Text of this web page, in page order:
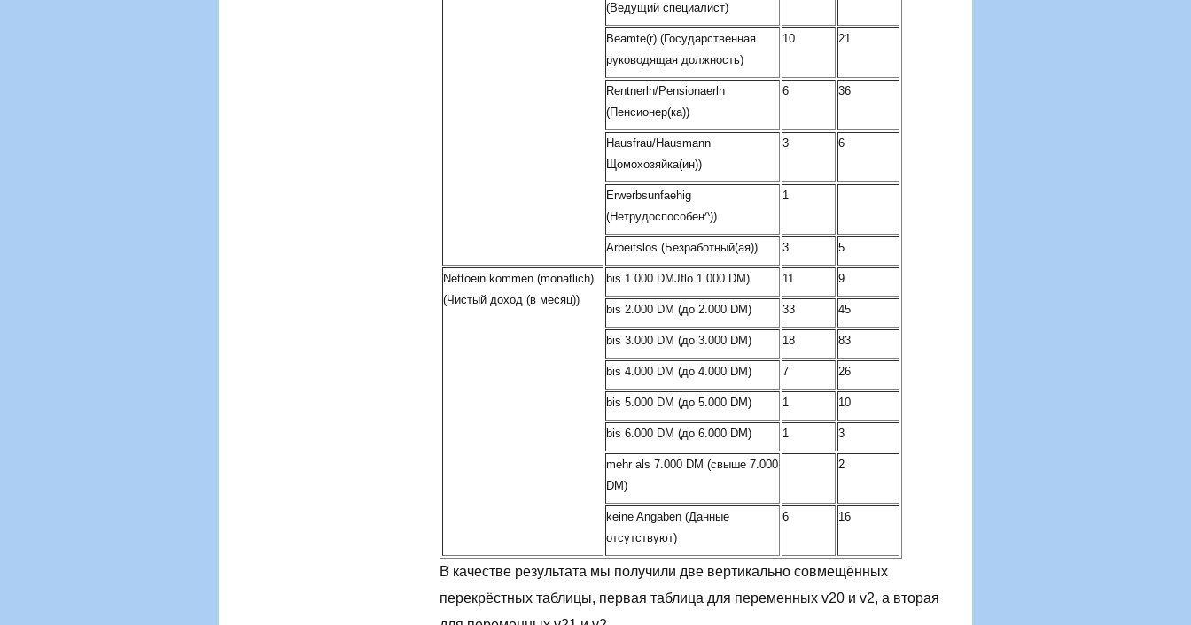
(Ведущий специалист)
Beamte(r) (Государственная
руководящая должность)
10 21
Rentnerln/Pensionaerln
(Пенсионер(ка))
6 36
Hausfrau/Hausmann
Щомохозяйка(ин))
3 6
Erwerbsunfaehig
(Нетрудоспособен^))
1
Arbeitslos (Безработный(ая)) 3 5
Nettoein kommen (monatlich)
(Чистый доход (в месяц))
bis 1.000 DMJflo 1.000 DM) 11 9
bis 2.000 DM (до 2.000 DM) 33 45
bis 3.000 DM (до 3.000 DM) 18 83
bis 4.000 DM (до 4.000 DM) 7 26
bis 5.000 DM (до 5.000 DM) 1 10
bis 6.000 DM (до 6.000 DM) 1 3
mehr als 7.000 DM (свыше 7.000
DM)
2
keine Angaben (Данные
отсутствуют)
6 16
В качестве результата мы получили две вертикально совмещённых
перекрёстных таблицы, первая таблица для переменных v20 и v2, а вторая